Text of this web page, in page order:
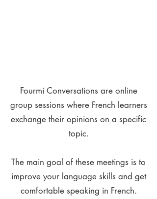
Fourmi Conversations are online
group sessions where French learners
exchange their opinions on a specific
topic.
The main goal of these meetings is to
improve your language skills and get
comfortable speaking in French.